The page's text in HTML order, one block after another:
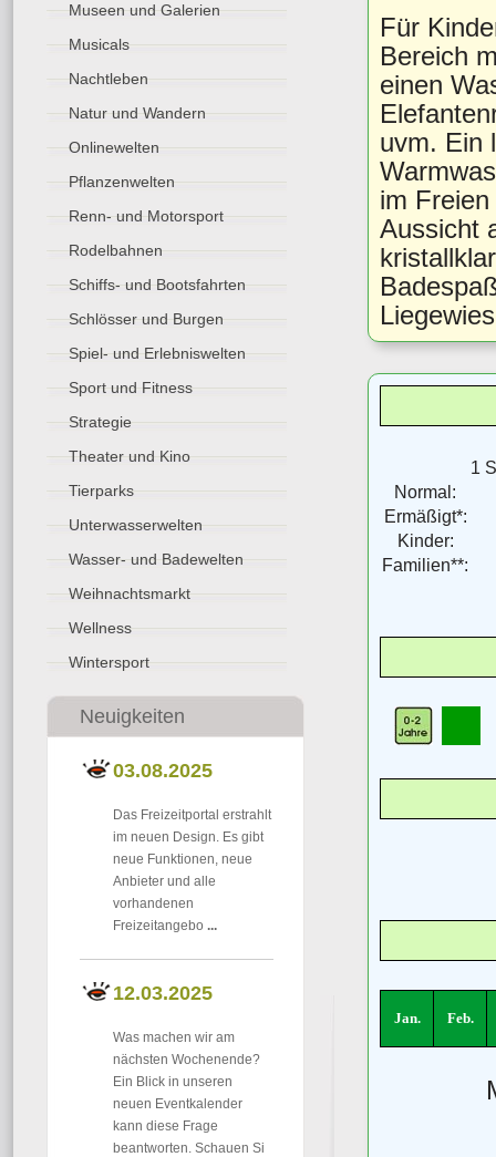
Museen und Galerien
Musicals
Nachtleben
Natur und Wandern
Onlinewelten
Pflanzenwelten
Renn- und Motorsport
Rodelbahnen
Schiffs- und Bootsfahrten
Schlösser und Burgen
Spiel- und Erlebniswelten
Sport und Fitness
Strategie
Theater und Kino
Tierparks
Unterwasserwelten
Wasser- und Badewelten
Weihnachtsmarkt
Wellness
Wintersport
Neuigkeiten
03.08.2025
Das Freizeitportal erstrahlt
im neuen Design. Es gibt
neue Funktionen, neue
Anbieter und alle
vorhandenen
Freizeitangebo ...
12.03.2025
Was machen wir am
nächsten Wochenende?
Ein Blick in unseren
neuen Eventkalender
kann diese Frage
beantworten. Schauen Si
Für
Bereich
einen
uvm. Ein
im
Aussicht
1
Normal:
Ermäßigt*:
Kinder:
Familien**:
Jan. Feb.